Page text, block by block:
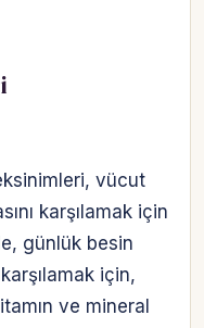
vücut
karşılamak için
günlük besin
için,
ve mineral